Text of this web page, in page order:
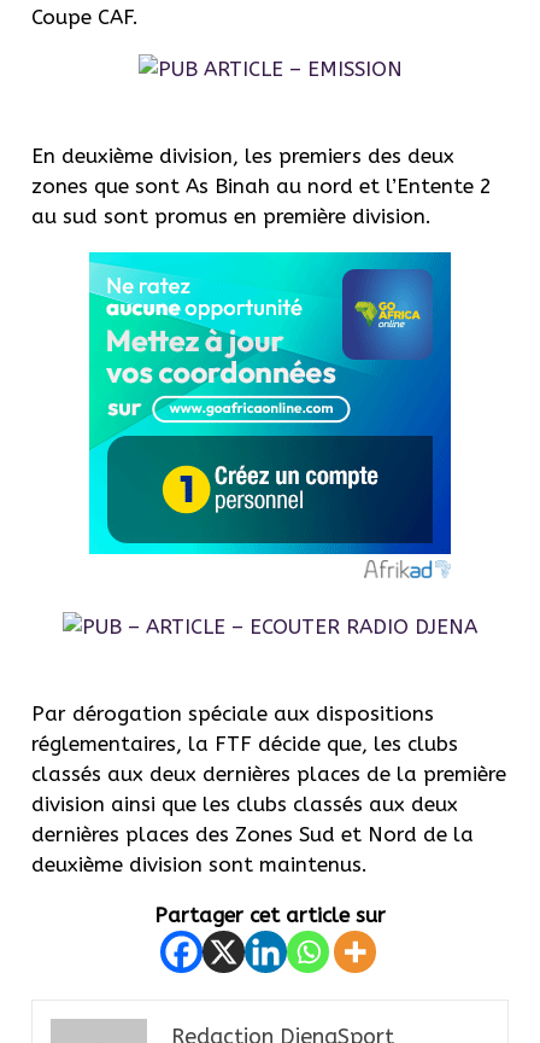
Coupe CAF.
En deuxième division, les premiers des deux
zones que sont As Binah au nord et l’Entente 2
au sud sont promus en première division.
Par dérogation spéciale aux dispositions
réglementaires, la FTF décide que, les clubs
classés aux deux dernières places de la première
division ainsi que les clubs classés aux deux
dernières places des Zones Sud et Nord de la
deuxième division sont maintenus.
Partager cet article sur
Redaction DjenaSport